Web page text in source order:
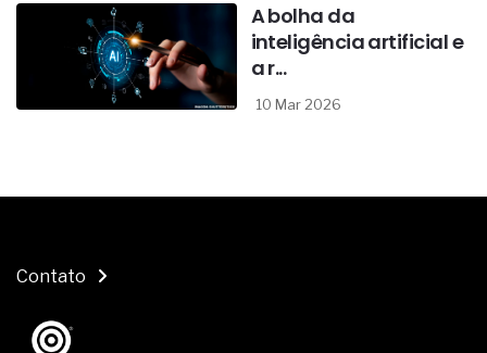
A bolha da
inteligência artificial e
a r...
10 Mar 2026
Contato